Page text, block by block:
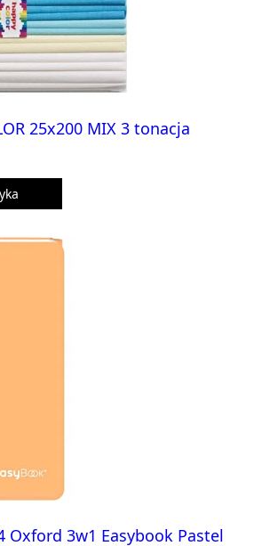
25x200 MIX 3 tonacja
Oxford 3w1 Easybook Pastel